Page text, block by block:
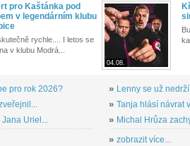
pro Kaštánka pod
v legendárním klubu
rychle.... I letos se
v klubu Modrá...
pro rok 2026?
Uriel...
04.08.
» Lenny se už
» Tanja hlásí návrat
» Michal Hrůza
» zobrazit více...